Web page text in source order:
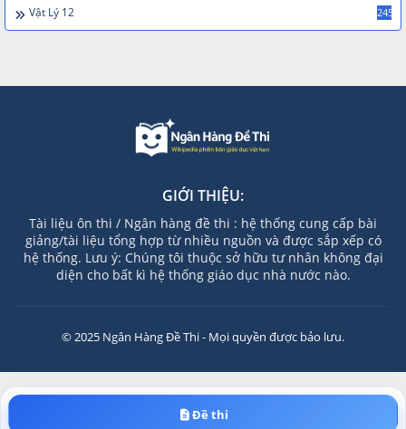
Vật Lý 12 245
GIỚI THIỆU:
Tài liệu ôn thi / Ngân hàng đề thi : hệ thống cung cấp bài
giảng/tài liệu tổng hợp từ nhiều nguồn và được sắp xếp có
hệ thống. Lưu ý: Chúng tôi thuộc sở hữu tư nhân không đại
diện cho bất kì hệ thống giáo dục nhà nước nào.
© 2025 Ngân Hàng Đề Thi - Mọi quyền được bảo lưu.
Đề thi